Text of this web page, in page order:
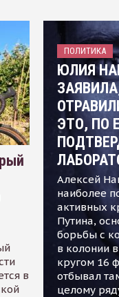
в
ПОЛИТИКА
ЮЛИЯ
ЭТО, ПО
Алексей
наиболее
активных
Путина,
борьбы с
в колонии
кругом 16
отбывал
целому